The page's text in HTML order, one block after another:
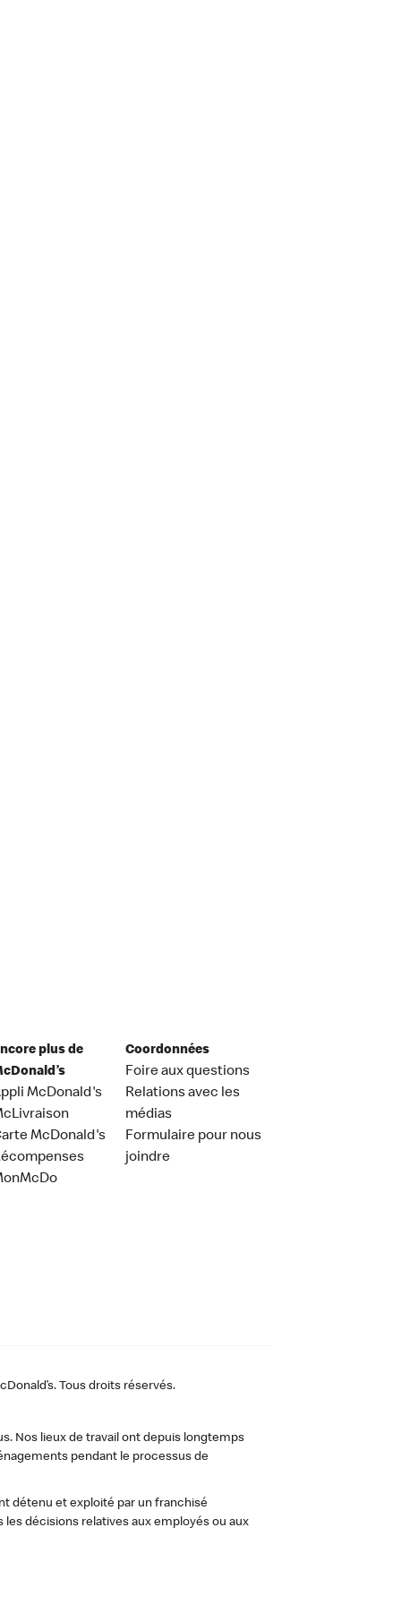
plus de
McDonald's
McDonald's
Coordonnées
Foire aux questions
Relations avec les
médias
Formulaire pour nous
joindre
Tous droits réservés.
Nos lieux de travail ont depuis longtemps
pendant le processus de
détenu et exploité par un franchisé
décisions relatives aux employés ou aux